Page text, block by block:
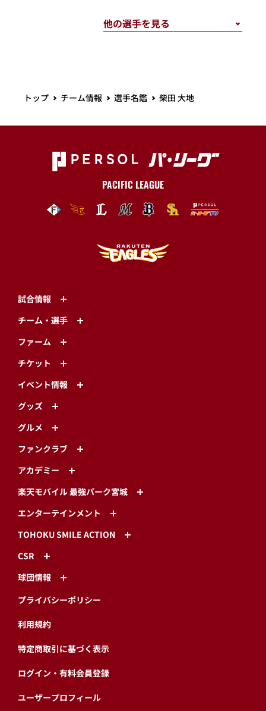
トップ チーム情報 選手名鑑 柴田 大地
PACIFIC LEAGUE
試合情報
チーム・選手
ファーム
チケット
イベント情報
グッズ
グルメ
ファンクラブ
アカデミー
楽天モバイル 最強パーク宮城
エンターテインメント
TOHOKU SMILE ACTION
CSR
球団情報
プライバシーポリシー
利用規約
特定商取引に基づく表示
ログイン・有料会員登録
ユーザープロフィール